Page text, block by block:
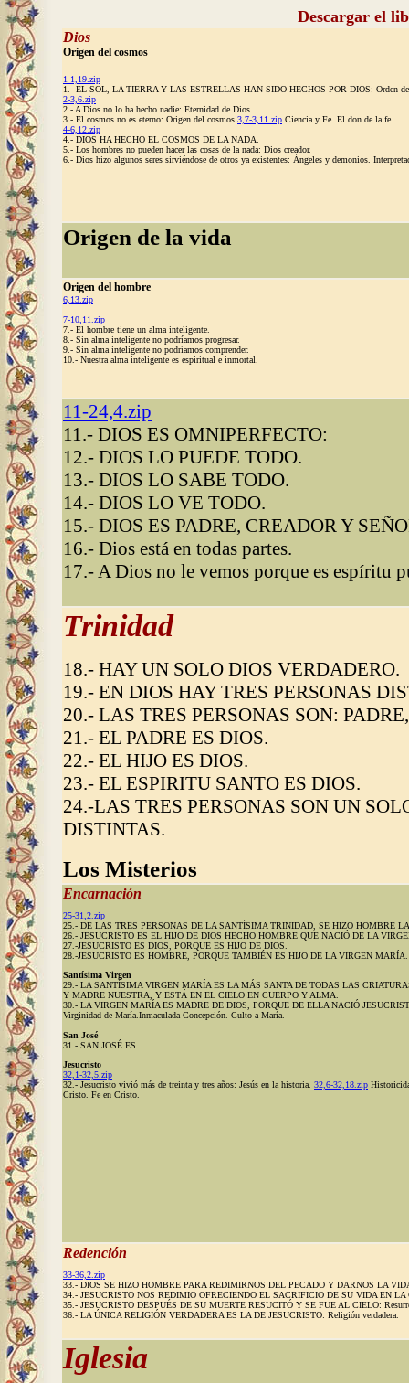
Descargar el
Dios
Origen del cosmos
1-1,19.zip
1.- EL SOL, LA TIERRA Y LAS ESTRELLAS HAN SIDO HECHOS POR DIOS: Orden
2-3,6.zip
2.- A Dios no lo ha hecho nadie: Eternidad de Dios.
3.- El cosmos no es eterno: Origen del cosmos. 3,7-3,11.zip Ciencia y Fe. El don de la fe.
4-6,12.zip
4.- DIOS HA HECHO EL COSMOS DE LA NADA.
5.- Los hombres no pueden hacer las cosas de la nada: Dios creador.
6.- Dios hizo algunos seres sirviéndose de otros ya existentes: Ángeles y demonios.
Origen de la vida
Origen del hombre
6,13.zip
7-10,11.zip
7.- El hombre tiene un alma inteligente.
8.- Sin alma inteligente no podríamos progresar.
9.- Sin alma inteligente no podríamos comprender.
10.- Nuestra alma inteligente es espiritual e inmortal
11-24,4.zip
11.- DIOS ES OMNIPERFECTO:
12.- DIOS LO PUEDE TODO.
13.- DIOS LO SABE TODO.
14.- DIOS LO VE TODO.
15.- DIOS ES PADRE, CREADOR Y
16.- Dios está en todas partes.
17.- A Dios no le vemos porque es espíritu
Trinidad
18.- HAY UN SOLO DIOS VERDADERO.
19.- EN DIOS HAY TRES PERSONAS
20.- LAS TRES PERSONAS SON:
21.- EL PADRE ES DIOS.
22.- EL HIJO ES DIOS.
23.- EL ESPIRITU SANTO ES DIOS.
24.-LAS TRES PERSONAS SON UN
DISTINTAS.
Los Misterios
Encarnación
25-31,2.zip
25.- DE LAS TRES PERSONAS DE LA SANTÍSIMA TRINIDAD, SE HIZO HOMBRE
26.- JESUCRISTO ES EL HIJO DE DIOS HECHO HOMBRE QUE NACIÓ DE LA
27.-JESUCRISTO ES DIOS, PORQUE ES HIJO DE DIOS.
28.-JESUCRISTO ES HOMBRE, PORQUE TAMBIÉN ES HIJO DE LA VIRGEN MARÍA.
Santísima Virgen
29.- LA SANTÍSIMA VIRGEN MARÍA ES LA MÁS SANTA DE TODAS LAS
Y MADRE NUESTRA, Y ESTÁ EN EL CIELO EN CUERPO Y ALMA.
30.- LA VIRGEN MARÍA ES MADRE DE DIOS, PORQUE DE ELLA NACIÓ
Virginidad de María.Inmaculada Concepción. Culto a María.
San José
31.- SAN JOSÉ ES...
Jesucristo
32,1-32,5.zip
32.- Jesucristo vivió más de treinta y tres años: Jesús en la historia. 32,6-32,18.zip
Cristo. Fe en Cristo.
Redención
33-36,2.zip
33.- DIOS SE HIZO HOMBRE PARA REDIMIRNOS DEL PECADO Y DARNOS LA
34.- JESUCRISTO NOS REDIMIO OFRECIENDO EL SACRIFICIO DE SU VIDA EN LA
35.- JESUCRISTO DESPUÉS DE SU MUERTE RESUCITÓ Y SE FUE AL CIELO:
36.- LA ÚNICA RELIGIÓN VERDADERA ES LA DE JESUCRISTO: Religión verdadera.
Iglesia